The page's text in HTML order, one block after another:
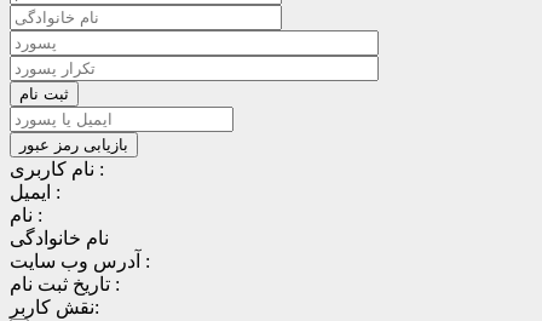
نام کاربری :
ایمیل :
نام :
نام خانوادگی
آدرس وب سایت :
تاریخ ثبت نام :
نقش کاربر: